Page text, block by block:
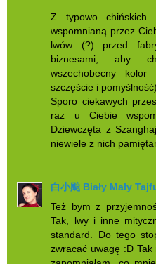
Z typowo chińskich
wspomnianą przez
lwów (?) przed
biznesami, aby
wszechobecny
szczęście i
Sporo ciekawych
raz u Ciebie
Dziewczęta z
niewiele z nich
白小颱 Biały Mały
Też bym z
Tak, lwy i inne
standard. Do tego
zwracać uwagę :D